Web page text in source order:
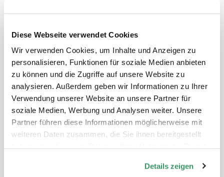
Diese Webseite verwendet Cookies
Wir verwenden Cookies, um Inhalte und Anzeigen zu
personalisieren, Funktionen für soziale Medien anbieten
zu können und die Zugriffe auf unsere Website zu
analysieren. Außerdem geben wir Informationen zu Ihrer
Verwendung unserer Website an unsere Partner für
soziale Medien, Werbung und Analysen weiter. Unsere
Partner führen diese Informationen möglicherweise mit
weiteren Daten zusammen, die Sie ihnen bereitgestellt
Details zeigen
interessieren
Mensch und Tier: erzählen für alle